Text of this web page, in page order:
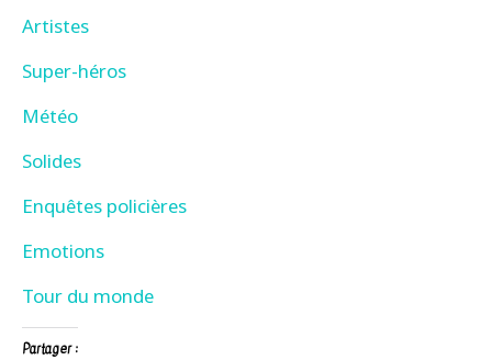
Artistes
Super-héros
Météo
Solides
Enquêtes policières
Emotions
Tour du monde
Partager :